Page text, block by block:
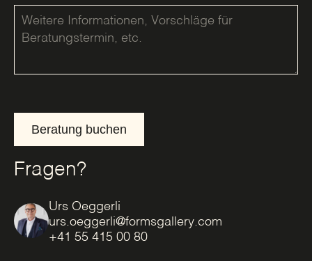
Beratung buchen
Fragen?
Urs Oeggerli
urs.oeggerli@formsgallery.com
+41 55 415 00 80